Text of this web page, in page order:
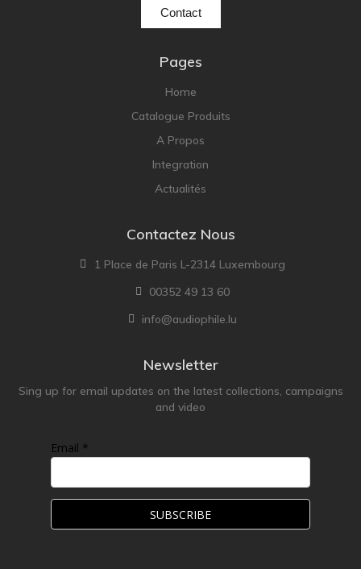
Contact
Pages
Home
Catalogue Produits
A Propos
Integration
Actualités
Contactez Nous
1 Place de Paris L-2314 Luxembourg
00352 49 13 60
info@audiophile.lu
Newsletter
Sing up for email updates on the latest collections, campaigns
and video
Email *